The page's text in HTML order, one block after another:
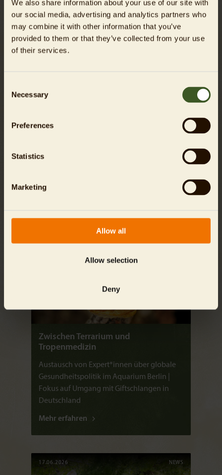
We also share information about your use of our site with
our social media, advertising and analytics partners who
may combine it with other information that you’ve
provided to them or that they’ve collected from your use
of their services.
Selection
Necessary
Preferences
Statistics
Marketing
Allow all
Allow selection
Deny
Wie Tiere mit Wärme umgehen
Zwischen Terrarium und
Tropenmedizin
Austausch von Expert*innen über globale
Gesundheitspolitik im Aquarium Berlin |
Fokus auf Umgang mit Giftschlangen in
Deutschland
Mehr erfahren
17.06.2026 NEWS